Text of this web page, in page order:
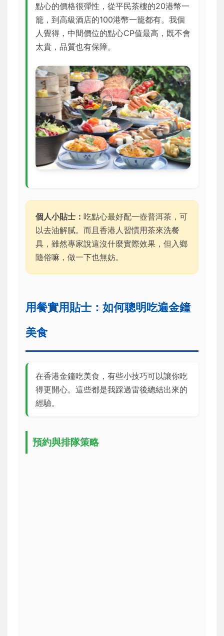
點心的價格很彈性，從平民茶樓的20港幣一
籠，到高級酒店的100港幣一籠都有。我個
人覺得，中間價位的點心CP值最高，既不會
太貴，品質也有保障。
個人小貼士：吃點心最好配一壺普洱茶，可
以去油解膩。而且香港人習慣用茶來洗餐
具，雖然專家說這沒什麼實際效果，但入鄉
隨俗嘛，做一下也無妨。
用餐實用貼士：如何聰明吃遍金鐘
美食
在香港金鐘吃美食，有些小技巧可以讓你吃
得更開心。這些都是我踩過雷後總結出來的
經驗。
預約與排隊策略